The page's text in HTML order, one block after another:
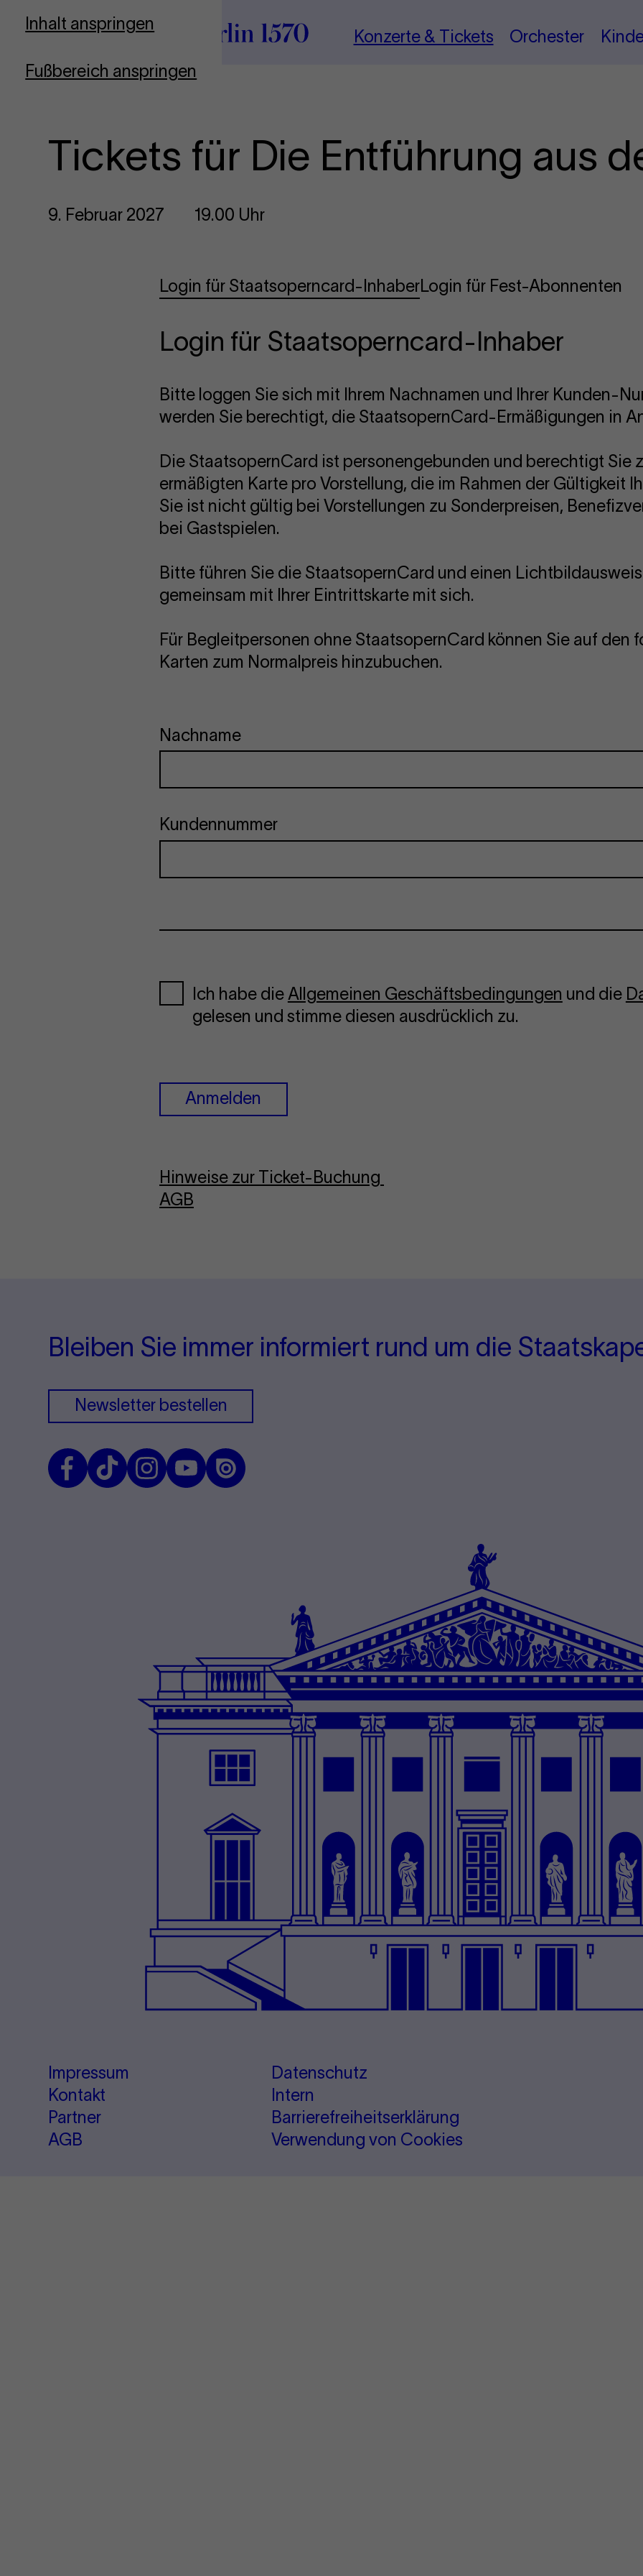
Inhalt anspringen
Fußbereich anspringen
Zur Startseite
Konzerte & Tickets Orchester
Tickets für Die Entführung aus
9. Februar 2027 19.00 Uhr
Login für Staatsoperncard-InhaberLogin für Fest-Abonnenten
Login für Staatsoperncard-Inhaber
Bitte loggen Sie sich mit Ihrem Nachnamen und Ihrer Kunden-
werden Sie berechtigt, die StaatsopernCard-Ermäßigungen in
Die StaatsopernCard ist personengebunden und berechtigt Sie
ermäßigten Karte pro Vorstellung, die im Rahmen der Gültigkeit
Sie ist nicht gültig bei Vorstellungen zu Sonderpreisen,
bei Gastspielen.
Bitte führen Sie die StaatsopernCard und einen
gemeinsam mit Ihrer Eintrittskarte mit sich.
Für Begleitpersonen ohne StaatsopernCard können Sie auf den
Karten zum Normalpreis hinzubuchen.
Nachname
Kundennummer
Ich habe die Allgemeinen Geschäftsbedingungen und die
gelesen und stimme diesen ausdrücklich zu.
Anmelden
Hinweise zur Ticket-Buchung
AGB
Bleiben Sie immer informiert rund um die
Newsletter bestellen
Facebook
TikTokInstagram
Youtube
Issuu
Impressum
Kontakt
Partner
AGB
Datenschutz
Intern
Barrierefreiheitserklärung
Verwendung von Cookies